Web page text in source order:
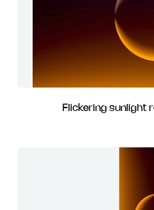
Flickering sunlight